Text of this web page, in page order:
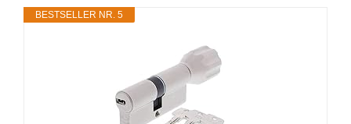
BESTSELLER NR. 5